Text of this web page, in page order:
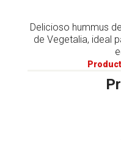
Delicioso hummus
de Vegetalia, ideal